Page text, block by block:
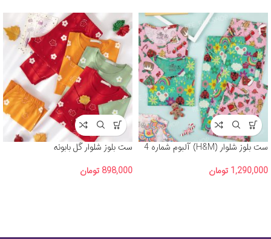
ست بلوز شلوار (H&M) آلبوم شماره 4
1,290,000 تومان
ست بلوز شلوار گل بابونه
898,000 تومان